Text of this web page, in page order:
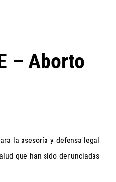
– Aborto
la asesoría y defensa legal
que han sido denunciadas